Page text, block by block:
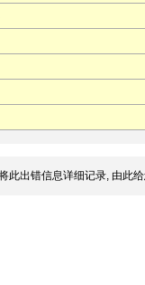
此出错信息详细记录, 由此